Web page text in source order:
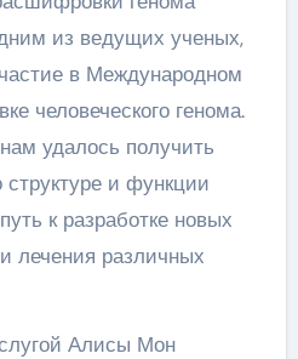
из ведущих ученых,
в Международном
человеческого генома.
удалось получить
и функции
к разработке новых
лечения различных
Алисы Мон